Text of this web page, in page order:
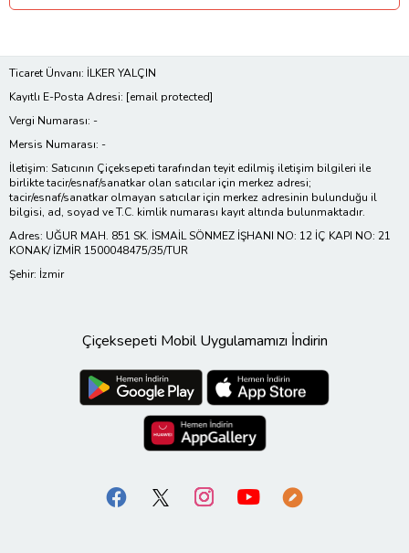
Ticaret Ünvanı: İLKER YALÇIN
Kayıtlı E-Posta Adresi: [email protected]
Vergi Numarası: -
Mersis Numarası: -
İletişim: Satıcının Çiçeksepeti tarafından teyit edilmiş iletişim bilgileri ile
birlikte tacir/esnaf/sanatkar olan satıcılar için merkez adresi;
tacir/esnaf/sanatkar olmayan satıcılar için merkez adresinin bulunduğu il
bilgisi, ad, soyad ve T.C. kimlik numarası kayıt altında bulunmaktadır.
Adres: UĞUR MAH. 851 SK. İSMAİL SÖNMEZ İŞHANI NO: 12 İÇ KAPI NO: 21
KONAK/ İZMİR 1500048475/35/TUR
Şehir: İzmir
Çiçeksepeti Mobil Uygulamamızı İndirin